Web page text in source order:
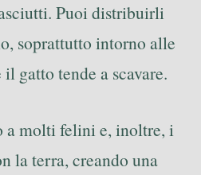
Puoi distribuirli
soprattutto intorno alle
gatto tende a scavare.
a molti felini e, inoltre, i
la terra, creando una